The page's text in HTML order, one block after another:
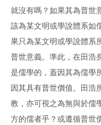
就沒有嗎？如果其為普世
該為某文明或學說體系如
果只為某文明或學說體系
普世意義。準此，在田浩
是儒學的，蓋因其為儒學
因其具有普世價值。田浩
教，亦可視之為無與於儒
方的儒者乎？或遵循普世